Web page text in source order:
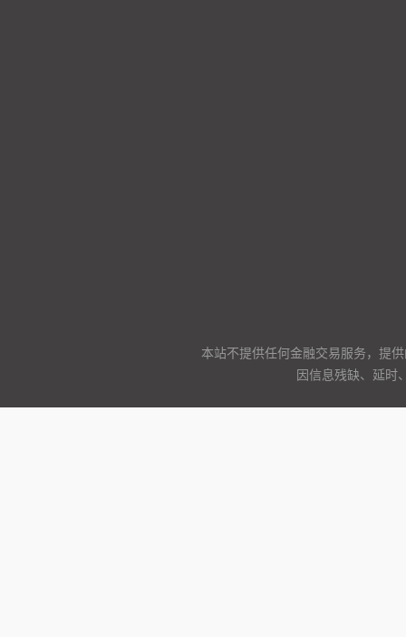
本站不提供任何金融交易服务，提
因信息残缺、延时